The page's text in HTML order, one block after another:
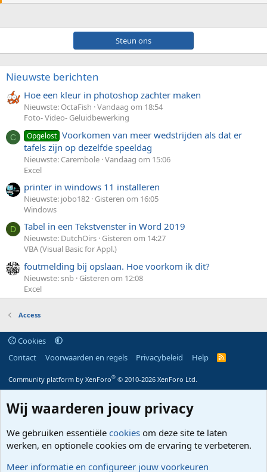
Steun ons
Nieuwste berichten
Hoe een kleur in photoshop zachter maken
Nieuwste: OctaFish Vandaag om 18:54
Foto- Video- Geluidbewerking
C Opgelost Voorkomen van meer wedstrijden als dat er
tafels zijn op dezelfde speeldag
Nieuwste: Carembole Vandaag om 15:06
Excel
printer in windows 11 installeren
Nieuwste: jobo182 Gisteren om 16:05
Windows
D Tabel in een Tekstvenster in Word 2019
Nieuwste: DutchOirs Gisteren om 14:27
VBA (Visual Basic for Appl.)
foutmelding bij opslaan. Hoe voorkom ik dit?
Nieuwste: snb Gisteren om 12:08
Excel
Access
Cookies
Contact
Voorwaarden en regels Privacybeleid Help
R
S
Community platform by XenForo® © 2010-2026 XenForo Ltd.
Wij waarderen jouw privacy
We gebruiken essentiële cookies om deze site te laten
werken, en optionele cookies om de ervaring te verbeteren.
Meer informatie en configureer jouw voorkeuren